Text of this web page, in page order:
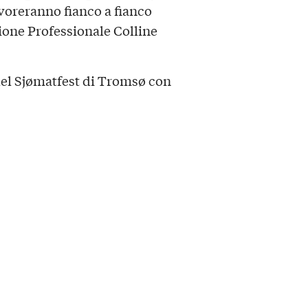
fianco a fianco
Professionale Colline
Sjømatfest di Tromsø con